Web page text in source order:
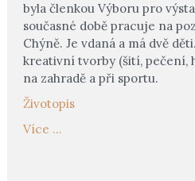
byla členkou Výboru pro
současné době pracuje na
Chýně. Je vdaná a má dvě
kreativní tvorby (šití, pečení,
na zahradě a při sportu.
Životopis
Více ...